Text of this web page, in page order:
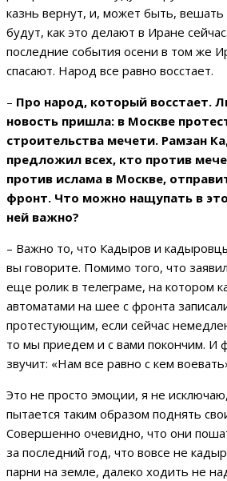
казнь вернут, и, может быть,
будут, как это делают в Иране
последние события осени в том же
спасают. Народ все равно восстает.
– Про народ, который восстает.
новость пришла: в Москве
строительства мечети. Рамзан
предложил всех, кто против
против ислама в Москве,
фронт. Что можно нащупать в
ней важно?
– Важно то, что Кадыров и
вы говорите. Помимо того, что
еще ролик в телеграме, на котором
автоматами на шее с фронта
протестующим, если сейчас
то мы приедем и с вами покончим. И
звучит: «Нам все равно с кем
Это не просто эмоции, я не
пытается таким образом поднять
Совершенно очевидно, что они
за последний год, что вовсе не
парни на земле, далеко ходить не